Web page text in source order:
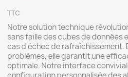
TTC
Notre solution technique
sans faille des cubes de données
cas d'échec de rafraîchissement.
problèmes, elle garantit une
optimale. Notre interface